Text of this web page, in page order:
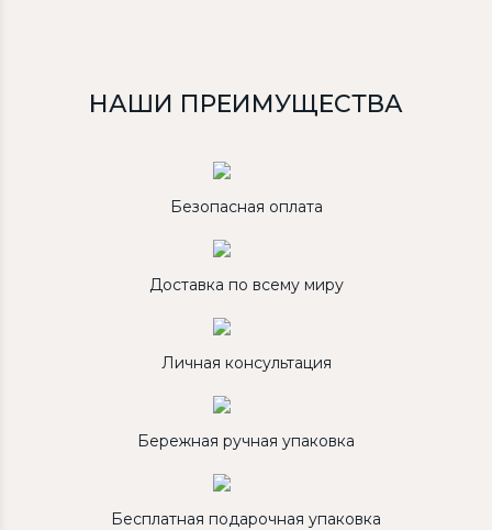
НАШИ ПРЕИМУЩЕСТВА
Безопасная оплата
Доставка по всему миру
Личная консультация
Бережная ручная упаковка
Бесплатная подарочная упаковка